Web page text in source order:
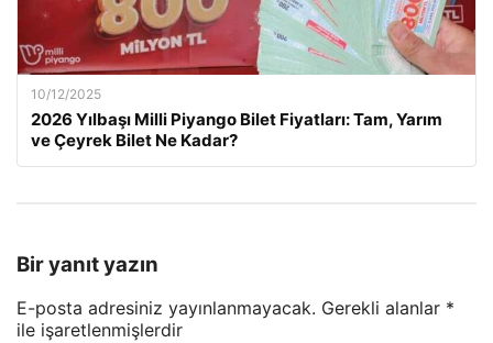
10/12/2025
2026 Yılbaşı Milli Piyango Bilet Fiyatları: Tam, Yarım
ve Çeyrek Bilet Ne Kadar?
Bir yanıt yazın
E-posta adresiniz yayınlanmayacak. Gerekli alanlar *
ile işaretlenmişlerdir